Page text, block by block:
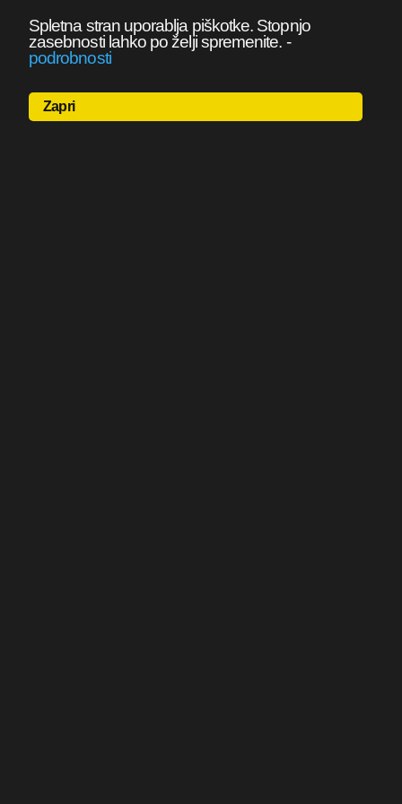
Spletna stran uporablja piškotke. Stopnjo
zasebnosti lahko po želji spremenite. -
podrobnosti
Zapri